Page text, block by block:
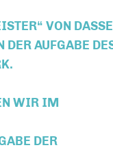
DASSEL UND ZU
DES
WIR IM
DER